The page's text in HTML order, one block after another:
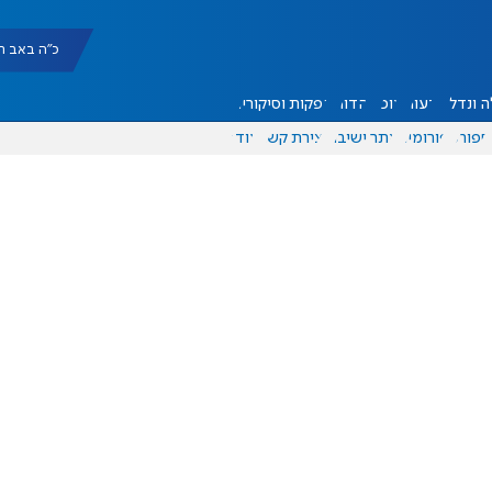
כ"ה באב תשפ"ו
ונדל"ן דעות אוכל יהדות הפקות וסיקורים
ספורט פורומים אתר ישיבה יצירת קשר עוד